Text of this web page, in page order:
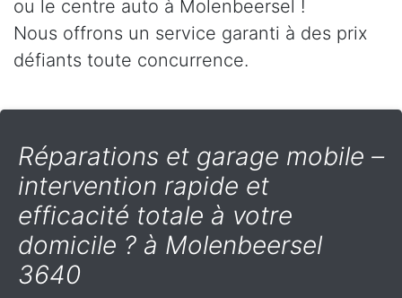
ou le centre auto à Molenbeersel !
Nous offrons un service garanti à des prix
défiants toute concurrence.
Réparations et garage mobile –
intervention rapide et
efficacité totale à votre
domicile ? à Molenbeersel
3640